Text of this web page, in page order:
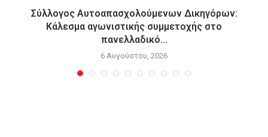
Σύλλογος Αυτοαπασχολούμενων Δικηγόρων:
Κάλεσμα αγωνιστικής συμμετοχής στο
πανελλαδικό...
6 Αυγούστου, 2026